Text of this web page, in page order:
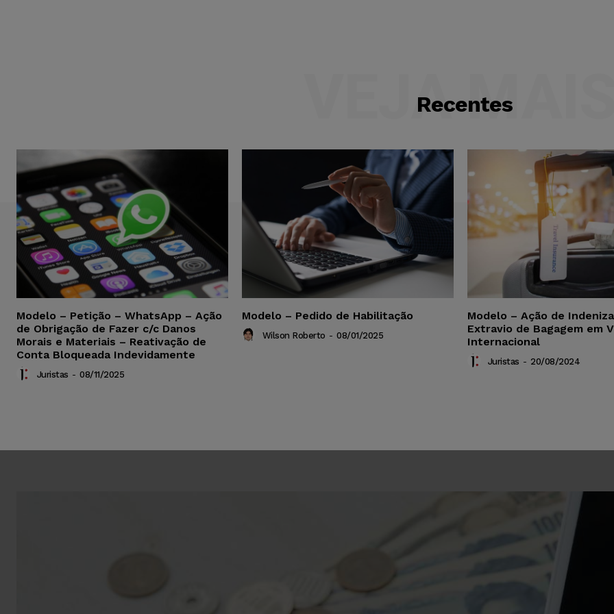
Recentes
VEJA
Modelo – Petição – WhatsApp – Ação
de Obrigação de Fazer c/c Danos
Morais e Materiais – Reativação de
Conta Bloqueada Indevidamente
Juristas - 08/11/2025
Modelo – Pedido de Habilitação
Wilson Roberto - 08/01/2025
Modelo – Ação de
Extravio de Bagagem em
Internacional
Juristas - 20/08/2024